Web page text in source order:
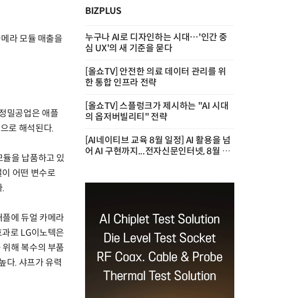
라 모듈 매출을
밀공업은 애플
로 해석된다.
을 납품하고 있
어떤 변수로
에 듀얼 카메라
로 LG이노텍은
해 복수의 부품
다. 샤프가 유력
BIZPLUS
누구나 AI로 디자인하는 시대…'인간 중
심 UX'의 새 기준을 묻다
[올쇼TV] 안전한 의료 데이터 관리를 위
한 통합 인프라 전략
[올쇼TV] 스플렁크가 제시하는 "AI 시대
의 옵저버빌리티" 전략
[AI네이티브 교육 8월 일정] AI 활용을 넘
어 AI 구현까지...전자신문인터넷, 8월 실